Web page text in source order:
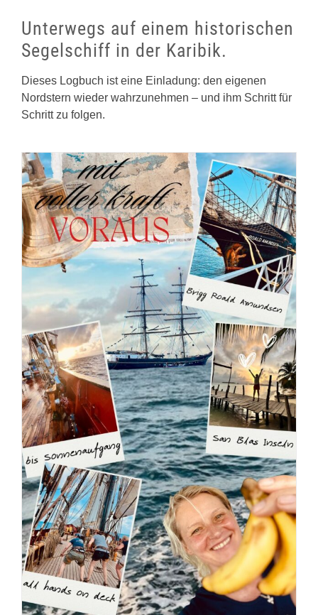
Unterwegs auf einem historischen
Segelschiff in der Karibik.
Dieses Logbuch ist eine Einladung: den eigenen
Nordstern wieder wahrzunehmen – und ihm Schritt für
Schritt zu folgen.